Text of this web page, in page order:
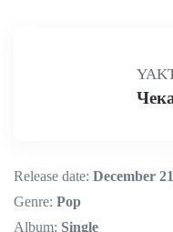
Release date: December
Genre: Pop
Album: Single